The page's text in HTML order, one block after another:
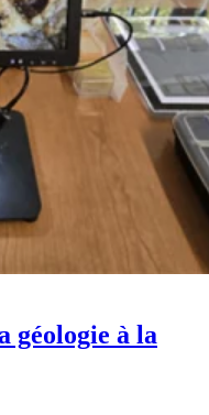
géologie à la